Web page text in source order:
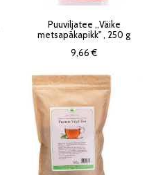
Puuviljatee ,,Väike
metsapäkapikk'' , 250 g
9,66 €